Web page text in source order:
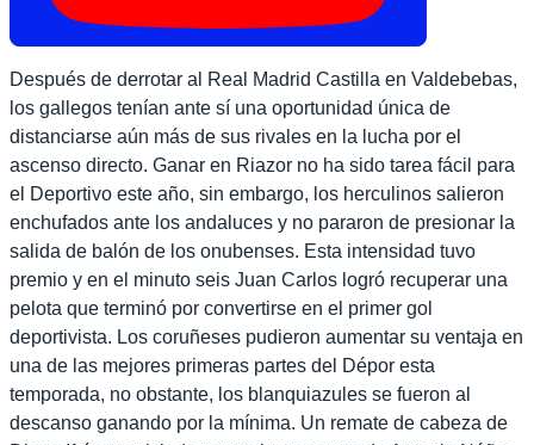
Después de derrotar al Real Madrid Castilla en Valdebebas,
los gallegos tenían ante sí una oportunidad única de
distanciarse aún más de sus rivales en la lucha por el
ascenso directo. Ganar en Riazor no ha sido tarea fácil para
el Deportivo este año, sin embargo, los herculinos salieron
enchufados ante los andaluces y no pararon de presionar la
salida de balón de los onubenses. Esta intensidad tuvo
premio y en el minuto seis Juan Carlos logró recuperar una
pelota que terminó por convertirse en el primer gol
deportivista. Los coruñeses pudieron aumentar su ventaja en
una de las mejores primeras partes del Dépor esta
temporada, no obstante, los blanquiazules se fueron al
descanso ganando por la mínima. Un remate de cabeza de